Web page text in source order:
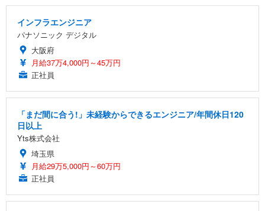
インフラエンジニア
パナソニック デジタル
大阪府
月給37万4,000円～45万円
正社員
「まだ間に合う!」未経験からできるエンジニア/年間休日120
日以上
Yts株式会社
埼玉県
月給29万5,000円～60万円
正社員